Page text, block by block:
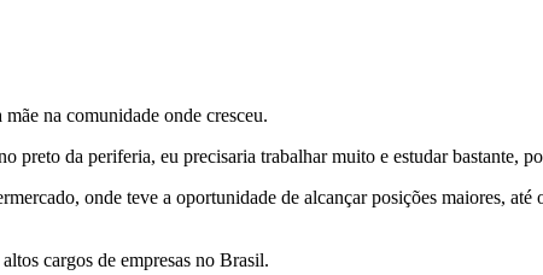
na comunidade onde cresceu.
da periferia, eu precisaria trabalhar muito e estudar bastante,
onde teve a oportunidade de alcançar posições maiores,
cargos de empresas no Brasil.